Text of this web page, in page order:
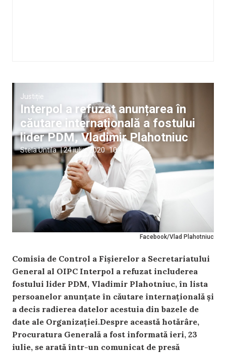
Facebook/Vlad Plahotniuc
Justiție
Interpol a refuzat anunțarea în
căutare internațională a fostului
lider PDM, Vladimir Plahotniuc
Stela Untila |24 iulie, 2020 10:47
Comisia de Control a Fișierelor a Secretariatului
General al OIPC Interpol a refuzat includerea
fostului lider PDM, Vladimir Plahotniuc, în lista
persoanelor anunțate în căutare internațională și
a decis radierea datelor acestuia din bazele de
date ale Organizației.Despre această hotărâre,
Procuratura Generală a fost informată ieri, 23
iulie, se arată într-un comunicat de presă